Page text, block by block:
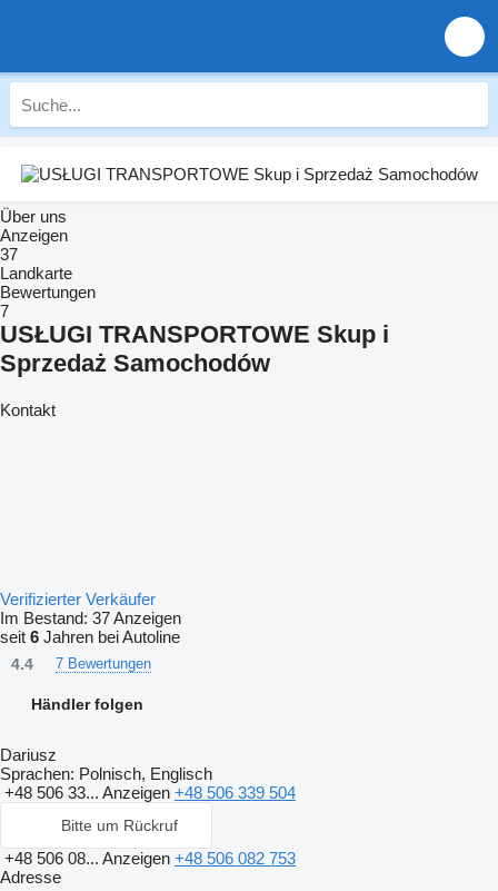
Über uns
Anzeigen
37
Landkarte
Bewertungen
7
USŁUGI TRANSPORTOWE Skup i
Sprzedaż Samochodów
Kontakt
Verifizierter Verkäufer
Im Bestand: 37 Anzeigen
seit 6 Jahren bei Autoline
4.4 7 Bewertungen
Händler folgen
Dariusz
Sprachen: Polnisch, Englisch
+48 506 33... Anzeigen +48 506 339 504
Bitte um Rückruf
+48 506 08... Anzeigen +48 506 082 753
Adresse